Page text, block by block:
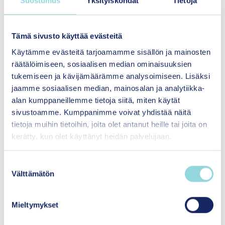
Tämä sivusto käyttää evästeitä
Käytämme evästeitä tarjoamamme sisällön ja mainosten
räätälöimiseen, sosiaalisen median ominaisuuksien
tukemiseen ja kävijämäärämme analysoimiseen. Lisäksi
jaamme sosiaalisen median, mainosalan ja analytiikka-
alan kumppaneillemme tietoja siitä, miten käytät
sivustoamme. Kumppanimme voivat yhdistää näitä
tietoja muihin tietoihin, joita olet antanut heille tai joita on
kerätty, kun olet käyttänyt heidän palvelujaan.
Välttämätön
Mieltymykset
Mitä osa-alueita arvioinnissa huomioidaan?
Menetelmän vaikuttavuusarvio koostuu sekä
menetelmäkuvauksen että menetelmästä
tehtyjen vaikuttavuustutkimusten
luotettavuuden arvioinnista. Voit tutustua osa-
alueiden arviointeihin tarkemmin sivun
seuraavissa osioissa.
Tutustu myösarviointiprosessiin ja